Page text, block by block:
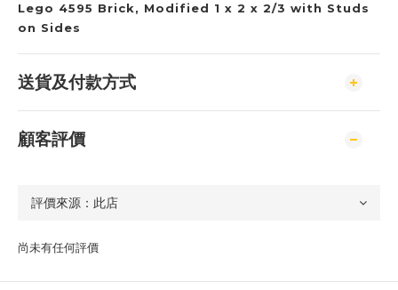
Lego 4595 Brick, Modified 1 x 2 x 2/3 with Studs
on Sides
送貨及付款方式
顧客評價
尚未有任何評價